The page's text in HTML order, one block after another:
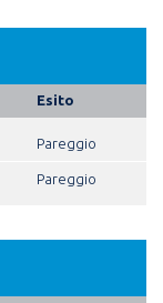
Esito
Pareggio
Pareggio